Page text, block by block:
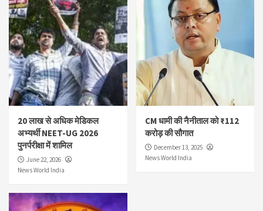
20 लाख से अधिक मेडिकल
अभ्यर्थी NEET-UG 2026
पुनर्परीक्षा में शामिल
June 22, 2026
News World India
CM धामी की नैनीताल को ₹112
करोड़ की सौगात
December 13, 2025
News World India